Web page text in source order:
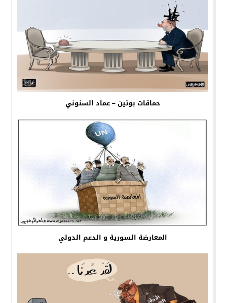
حماقات بوتين – عماد السنوني
المعارضة السورية و الدعم الدولي